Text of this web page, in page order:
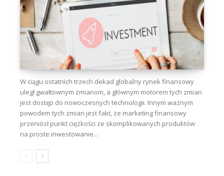
W ciągu ostatnich trzech dekad globalny rynek finansowy
uległ gwałtownym zmianom, a głównym motorem tych zmian
jest dostęp do nowoczesnych technologii. Innym ważnym
powodem tych zmian jest fakt, że marketing finansowy
przeniósł punkt ciężkości ze skomplikowanych produktów
na proste inwestowanie...